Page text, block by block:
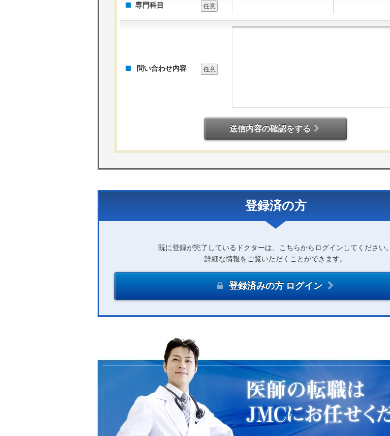
専門科目 任意
問い合わせ内容 任意
送信内容の確認をする
登録済の方
既に登録が完了しているドクターは、こちらからログインしてください。
詳細な情報をご覧いただくことができます。
登録済みの方 ログイン